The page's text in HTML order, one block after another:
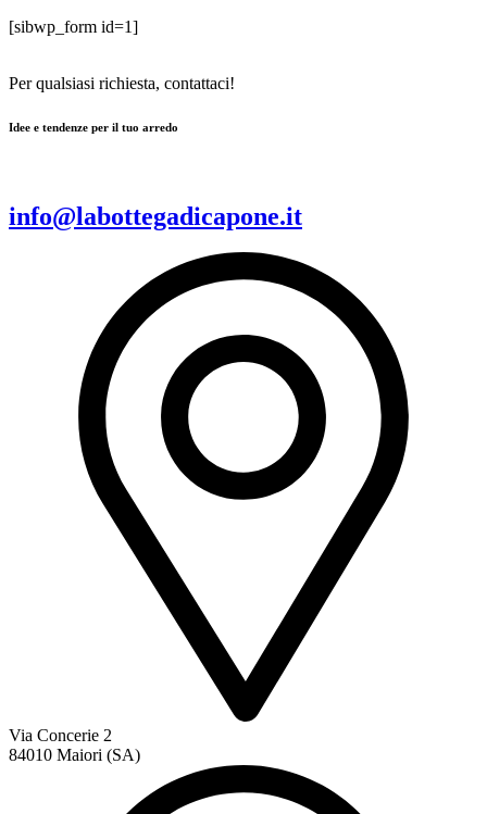
[sibwp_form id=1]
Per qualsiasi richiesta, contattaci!
Idee e tendenze per il tuo arredo
info@labottegadicapone.it
Via Concerie 2
84010 Maiori (SA)